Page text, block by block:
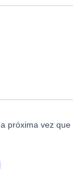
próxima vez que